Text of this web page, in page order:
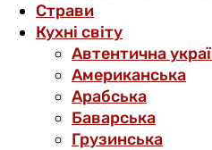
Страви
Кухні світу
Автентична
Американська
Арабська
Баварська
Грузинська